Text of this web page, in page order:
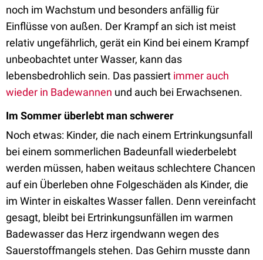
noch im Wachstum und besonders anfällig für
Einflüsse von außen. Der Krampf an sich ist meist
relativ ungefährlich, gerät ein Kind bei einem Krampf
unbeobachtet unter Wasser, kann das
lebensbedrohlich sein. Das passiert immer auch
wieder in Badewannen und auch bei Erwachsenen.
Im Sommer überlebt man schwerer
Noch etwas: Kinder, die nach einem Ertrinkungsunfall
bei einem sommerlichen Badeunfall wiederbelebt
werden müssen, haben weitaus schlechtere Chancen
auf ein Überleben ohne Folgeschäden als Kinder, die
im Winter in eiskaltes Wasser fallen. Denn vereinfacht
gesagt, bleibt bei Ertrinkungsunfällen im warmen
Badewasser das Herz irgendwann wegen des
Sauerstoffmangels stehen. Das Gehirn musste dann